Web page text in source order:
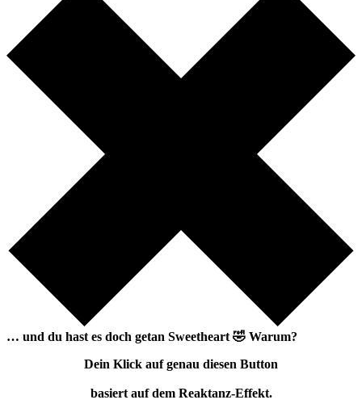
… und du hast es doch getan Sweetheart 🤣 Warum?
Dein Klick auf genau diesen Button
basiert auf dem Reaktanz-Effekt.